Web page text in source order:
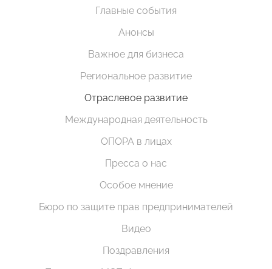
Главные события
Анонсы
Важное для бизнеса
Региональное развитие
Отраслевое развитие
Международная деятельность
ОПОРА в лицах
Пресса о нас
Особое мнение
Бюро по защите прав предпринимателей
Видео
Поздравления